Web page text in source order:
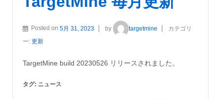
Posted on 5月 31, 2023 by targetmine
カテゴリ
ー: 更新
TargetMine build 20230526 リリースされました。
タグ: ニュース